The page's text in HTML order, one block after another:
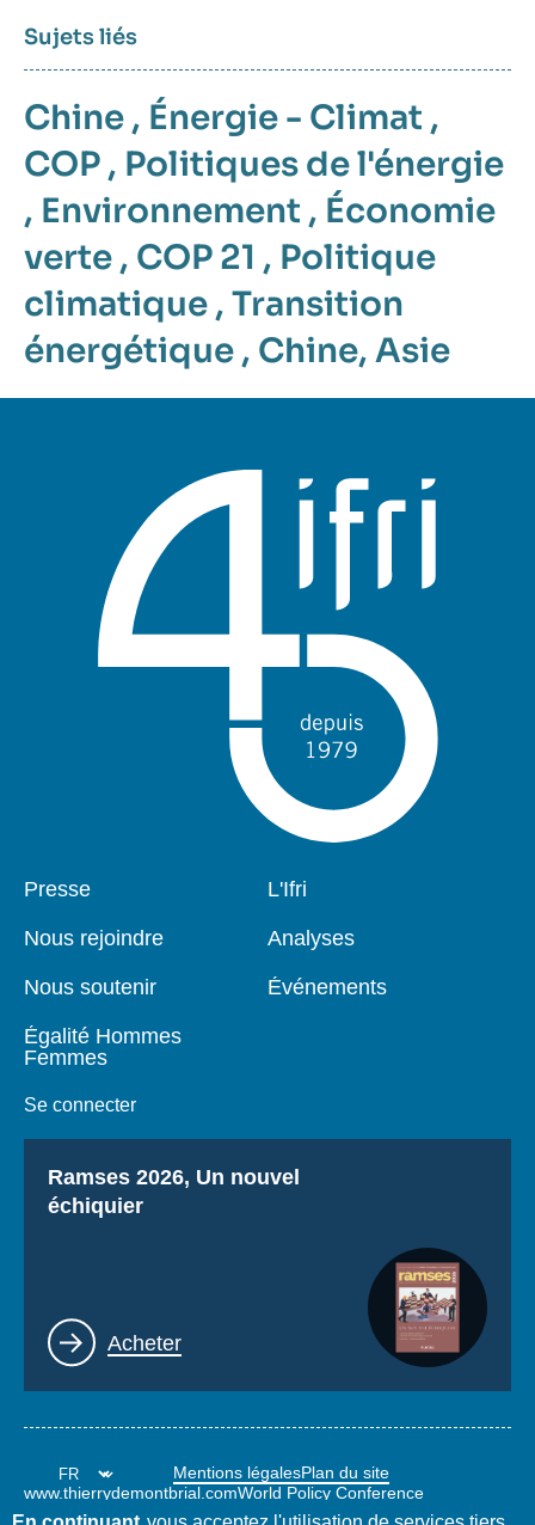
Sujets liés
Chine , Énergie - Climat ,
COP , Politiques de l'énergie
, Environnement , Économie
verte , COP 21 , Politique
climatique , Transition
énergétique , Chine, Asie
Pied
Presse
Nous rejoindre
Nous soutenir
Égalité Hommes
Femmes
Se connecter
Navigation
L'Ifri
Analyses
Événements
Titre
Ramses 2026, Un nouvel
échiquier
Lien
Acheter
Mentions légalesPlan du site
www.thierrydemontbrial.comWorld Policy Conference
Blog Politique étrangère